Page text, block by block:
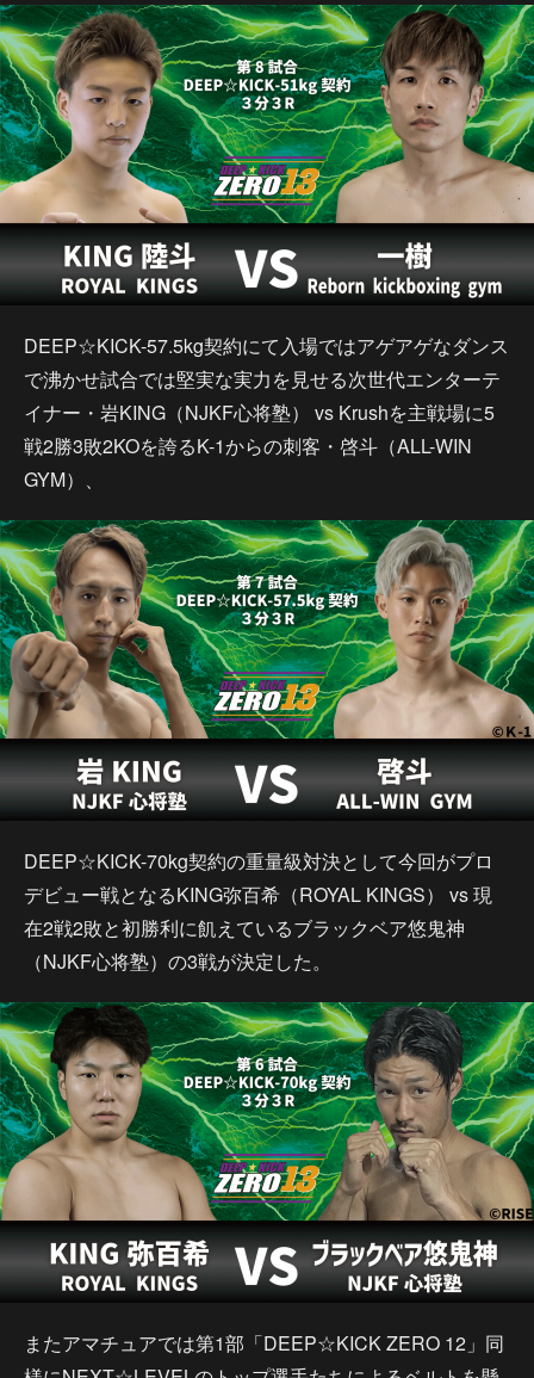
DEEP☆KICK-57.5kg契約にて入場ではアゲアゲなダンス
で沸かせ試合では堅実な実力を見せる次世代エンターテ
イナー・岩KING（NJKF心将塾） vs Krushを主戦場に5
戦2勝3敗2KOを誇るK-1からの刺客・啓斗（ALL-WIN
GYM）、
DEEP☆KICK-70kg契約の重量級対決として今回がプロ
デビュー戦となるKING弥百希（ROYAL KINGS） vs 現
在2戦2敗と初勝利に飢えているブラックベア悠鬼神
（NJKF心将塾）の3戦が決定した。
またアマチュアでは第1部「DEEP☆KICK ZERO 12」同